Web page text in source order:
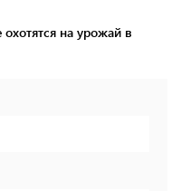
на урожай в